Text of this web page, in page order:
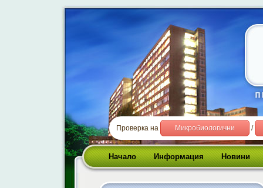
Проверка на Микробиологични /
Начало Информация Новини